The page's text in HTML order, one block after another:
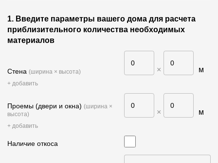
Фасадная плитка
Комплектующие для фасадов
Пленки и мембраны
Однослойная черепица
1. Введите параметры вашего дома для расчета
приблизительного количества необходимых
материалов
Стена (ширина × высота) × м
+ добавить
Проемы (двери и окна) (ширина ×
высота)
× м
+ добавить
Наличие откоса